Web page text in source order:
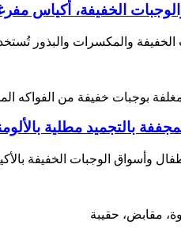
الخفيفة، أكياس
الخفيفة والمكسرات والبذور
بالتجميد مطلية
وأسواق الوجبات الخفيفة